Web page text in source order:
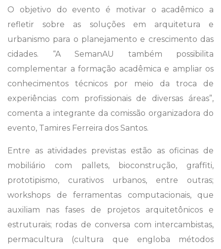
O objetivo do evento é motivar o acadêmico a
refletir sobre as soluções em arquitetura e
urbanismo para o planejamento e crescimento das
cidades. “A SemanAU também possibilita
complementar a formação acadêmica e ampliar os
conhecimentos técnicos por meio da troca de
experiências com profissionais de diversas áreas”,
comenta a integrante da comissão organizadora do
evento, Tamires Ferreira dos Santos.
Entre as atividades previstas estão as oficinas de
mobiliário com pallets, bioconstrução, graffiti,
prototipismo, curativos urbanos, entre outras;
workshops de ferramentas computacionais, que
auxiliam nas fases de projetos arquitetônicos e
estruturais; rodas de conversa com intercambistas,
permacultura (cultura que engloba métodos